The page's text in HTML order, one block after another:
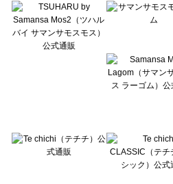
Lugnoncure（ルノンキュール）の一覧
BETTY'S BLUE（べティーズブルー）の一覧
Wpc.（ワールドパーティー）の一覧